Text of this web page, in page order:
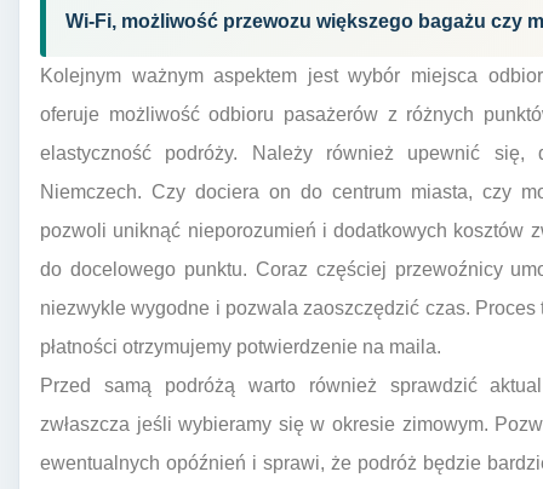
Wi-Fi, możliwość przewozu większego bagażu czy
Kolejnym ważnym aspektem jest wybór miejsca
oferuje możliwość odbioru pasażerów z różnych
elastyczność podróży. Należy również upewnić
Niemczech. Czy dociera on do centrum miasta, czy
pozwoli uniknąć nieporozumień i dodatkowych kosztów
do docelowego punktu. Coraz częściej przewoźnicy
niezwykle wygodne i pozwala zaoszczędzić czas.
płatności otrzymujemy potwierdzenie na maila.
Przed samą podróżą warto również sprawdzić
zwłaszcza jeśli wybieramy się w okresie zimowym.
ewentualnych opóźnień i sprawi, że podróż będzie